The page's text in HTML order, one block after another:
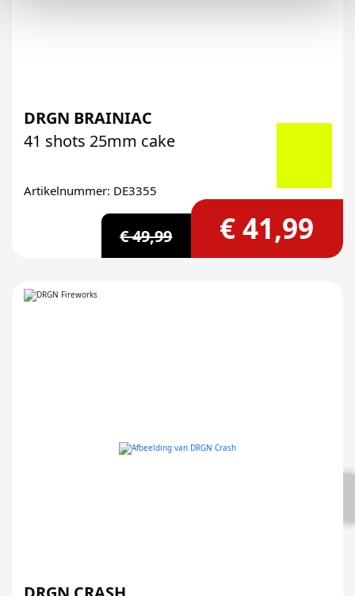
DRGN BRAINIAC
41 shots 25mm cake
Artikelnummer: DE3355
€ 49,99 € 41,99